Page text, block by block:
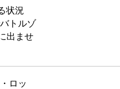
状況
トルゾ
出ませ
ロッ